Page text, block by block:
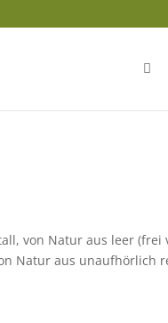
von Natur aus leer
Natur aus unaufhörlich